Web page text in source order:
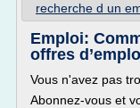
recherche d un
Emploi:
offres
Vous n'avez pas
Abonnez-vous et